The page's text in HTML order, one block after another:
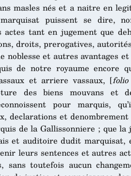
masles nés et a naitre en
puissent se dire,
actes tant en jugement que
droits, prerogatives,
noblesse et autres avantages
de notre royaume encore
et arriere vassaux, [
des biens mouvans et
pour marquis,
declarations et
de la Gallissonniere ; que
et auditoire dudit marquisat,
leurs sentences et autres
sans toutefois aucun